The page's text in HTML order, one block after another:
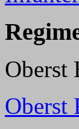
Oberst
Oberst